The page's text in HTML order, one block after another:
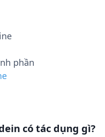
phần
có tác dụng gì?